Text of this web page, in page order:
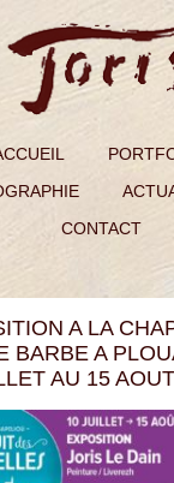
CONTACT
A LA
BARBE A
AU 15